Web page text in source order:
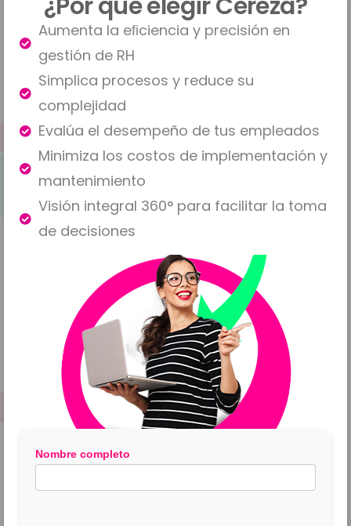
Aumenta la eﬁciencia y precisión en
gestión de RH
Simplica procesos y reduce su
complejidad
Evalúa el desempeño de tus empleados
Minimiza los costos de implementación y
mantenimiento
Visión integral 360° para facilitar la toma
de decisiones
Nombre completo